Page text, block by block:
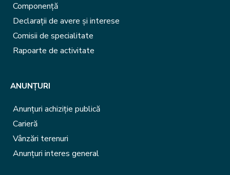
Componență
Declarații de avere și interese
Comisii de specialitate
Rapoarte de activitate
ANUNȚURI
Anunțuri achiziție publică
Carieră
Vânzări terenuri
Anunțuri interes general